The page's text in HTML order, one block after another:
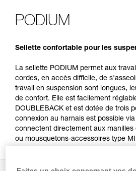
PODIUM
Sellette confortable pour les
La sellette PODIUM permet aux
cordes, en accès difficile, de
travail en suspension sont longues,
de confort. Elle est facilement
DOUBLEBACK et est dotée de trois
connexion au harnais est possible
connectent directement aux
ou mousquetons-accessoires type